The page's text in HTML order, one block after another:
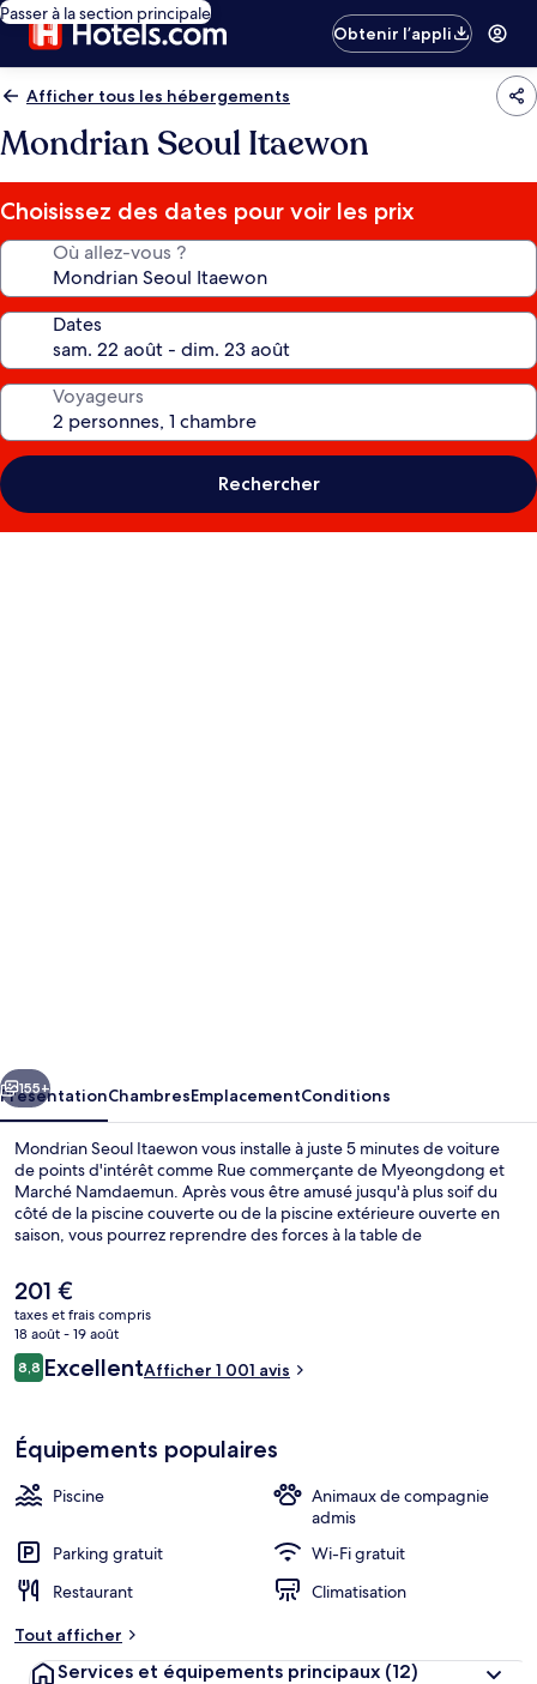
Passer à la section principale
Obtenir l’appli
Afficher tous les hébergements
Mondrian Seoul Itaewon
Choisissez des dates pour voir les prix
Où allez-vous ?
Dates
Voyageurs
Rechercher
Suivant
155+
PrésentationChambresEmplacementConditions
Mondrian Seoul Itaewon vous installe à juste 5 minutes de voiture
de points d'intérêt comme Rue commerçante de Myeongdong et
Marché Namdaemun. Après vous être amusé jusqu'à plus soif du
côté de la piscine couverte ou de la piscine extérieure ouverte en
saison, vous pourrez reprendre des forces à la table de
déjeuner et le dîner à grand renfort de spécialités Cuisine
méditerranéenne. Cet hôtel de luxe vous offre en outre un bar en
bord de piscine, un centre de remise en forme et une salle de
fitness. Les autres voyageurs adorent le personnel attentionné. Les
transports publics se situent à une courte distance à pied : Station
de métro Dongbinggo est à 7 min et Station Itaewon, à 10 min.
Le
prix
actuel
est
de
201 €
taxes et frais compris
18 août - 19 août
Avis
voyageurs
8,88,8 sur 10
ExcellentAfficher 1 001 avis
Équipements populaires
Piscine
Animaux de compagnie
admis
Parking gratuit
Wi-Fi gratuit
Restaurant
Climatisation
Tout afficher
Services et équipements principaux (12)